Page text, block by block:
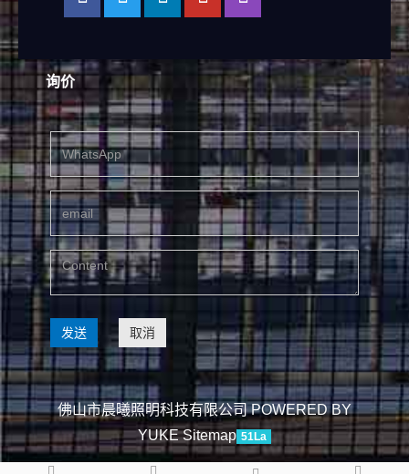
询价
发送 取消
佛山市晨曦照明科技有限公司POWERED BY
YUKESitemap 51La